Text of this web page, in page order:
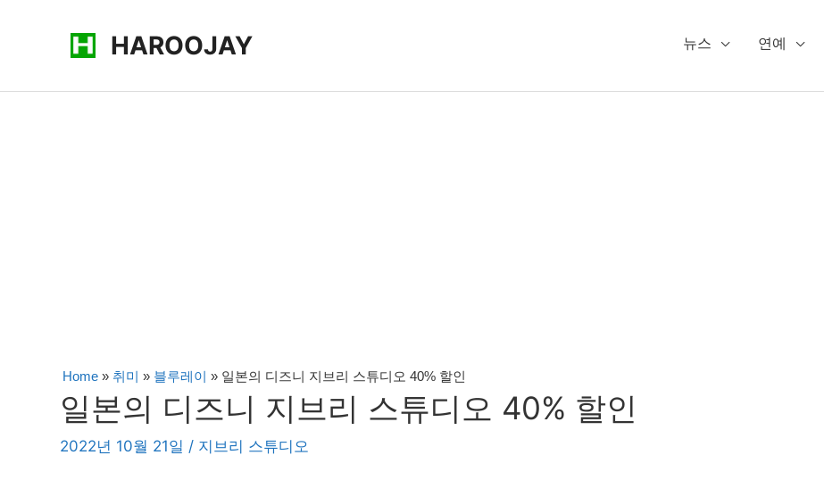
로
HAROOJAY 뉴스 연예
Home » 취미 » 블루레이 » 일본의 디즈니 지브리 스튜디오 40% 할인
일본의 디즈니 지브리 스튜디오 40% 할인
2022년 10월 21일 / 지브리 스튜디오